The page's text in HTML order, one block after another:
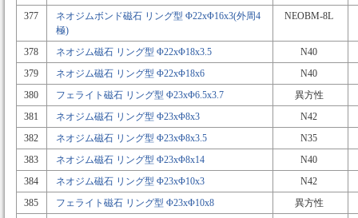
377
ネオジムボンド磁石 リング型 Φ22xΦ16x3(外周4
極)
NEOBM-8L
378 ネオジム磁石 リング型 Φ22xΦ18x3.5
N40
379
ネオジム磁石 リング型 Φ22xΦ18x6
N40
380
フェライト磁石 リング型 Φ23xΦ6.5x3.7
異方性
381
ネオジム磁石 リング型 Φ23xΦ8x3
N42
382
ネオジム磁石 リング型 Φ23xΦ8x3.5
N35
383
ネオジム磁石 リング型 Φ23xΦ8x14
N40
384
ネオジム磁石 リング型 Φ23xΦ10x3
N42
385
フェライト磁石 リング型 Φ23xΦ10x8
異方性